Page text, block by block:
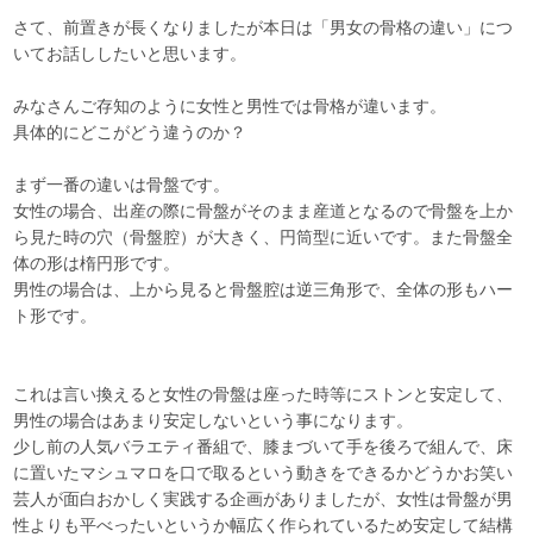
さて、前置きが長くなりましたが本日は「男女の骨格の違い」につ
いてお話ししたいと思います。
みなさんご存知のように女性と男性では骨格が違います。
具体的にどこがどう違うのか？
まず一番の違いは骨盤です。
女性の場合、出産の際に骨盤がそのまま産道となるので骨盤を上か
ら見た時の穴（骨盤腔）が大きく、円筒型に近いです。また骨盤全
体の形は楕円形です。
男性の場合は、上から見ると骨盤腔は逆三角形で、全体の形もハー
ト形です。
これは言い換えると女性の骨盤は座った時等にストンと安定して、
男性の場合はあまり安定しないという事になります。
少し前の人気バラエティ番組で、膝まづいて手を後ろで組んで、床
に置いたマシュマロを口で取るという動きをできるかどうかお笑い
芸人が面白おかしく実践する企画がありましたが、女性は骨盤が男
性よりも平べったいというか幅広く作られているため安定して結構